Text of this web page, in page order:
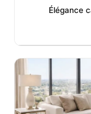
Élégance